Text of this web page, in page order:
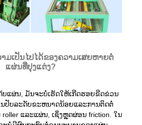
ມເປັນໄປໄດ້ຂອງຄວາມເສຍຫາຍຕໍ່
ແຜ່ນທີ່ປຸງແຕ່ງ?
ບແຜ່ນ, ມັນຈະບໍ່ເຮັດໃຫ້ເກີດຮອຍຂີດຂ່ວນ
ນປັບລະດັບຂະຫນາດນ້ອຍແລະການຕິດຕໍ່
ແລະແຜ່ນ, ເຊິ່ງຫຼຸດຜ່ອນ friction. ໃນ